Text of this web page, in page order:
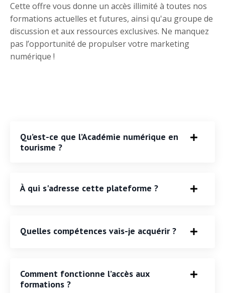
Cette offre vous donne un accès illimité à toutes nos
formations actuelles et futures, ainsi qu'au groupe de
discussion et aux ressources exclusives. Ne manquez
pas l’opportunité de propulser votre marketing
numérique !
Qu’est-ce que l’Académie numérique en
tourisme ?
À qui s'adresse cette plateforme ?
Quelles compétences vais-je acquérir ?
Comment fonctionne l’accès aux
formations ?